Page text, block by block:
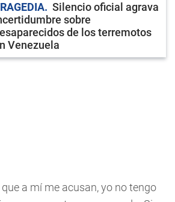
Silencio oficial agrava
sobre
de los terremotos
Venezuela
que a mí me acusan, yo no tengo